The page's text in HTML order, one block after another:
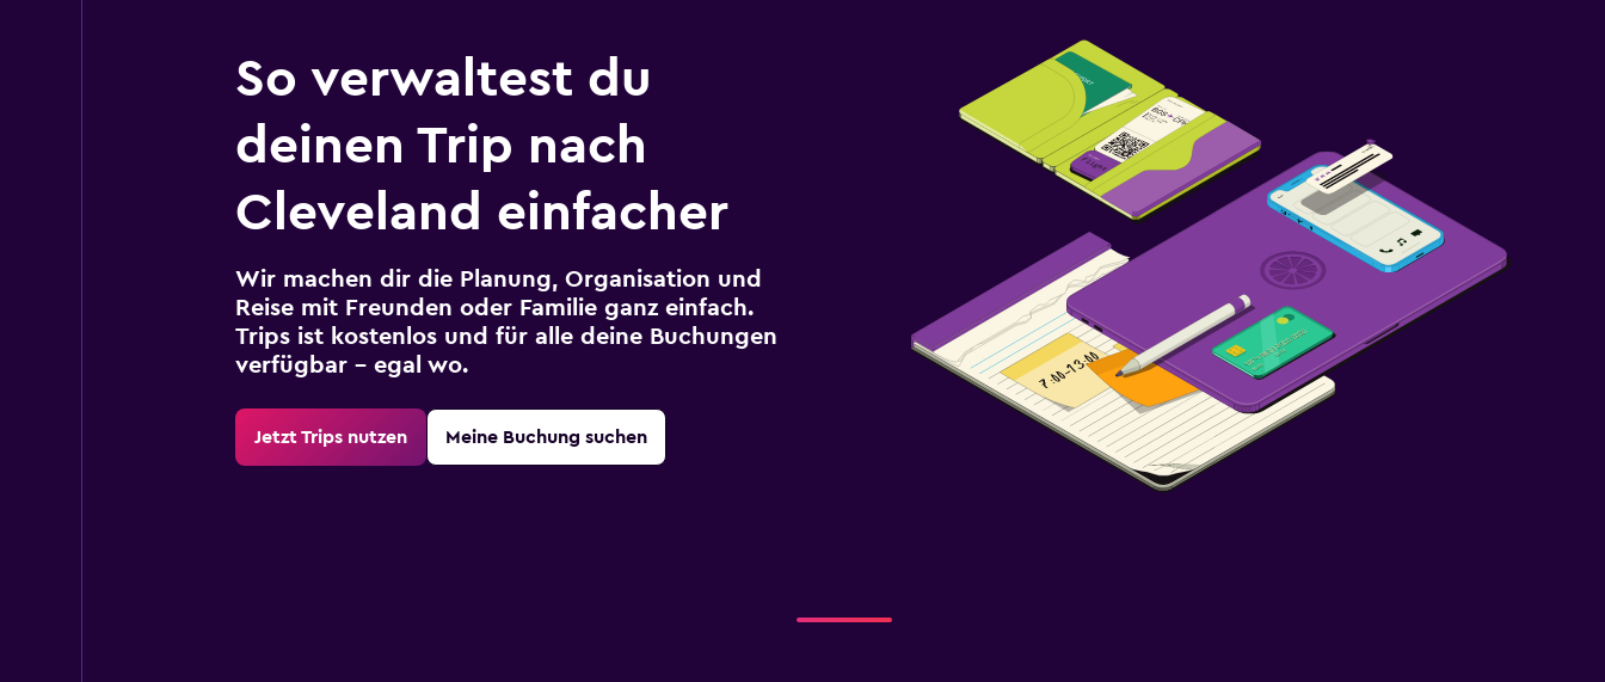
So verwaltest du
deinen Trip nach
Cleveland einfacher
Wir machen dir die Planung, Organisation und
Reise mit Freunden oder Familie ganz einfach.
Trips ist kostenlos und für alle deine Buchungen
verfügbar – egal wo.
Jetzt Trips nutzen Meine Buchung suchen